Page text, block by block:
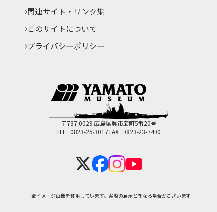
関連サイト・リンク集
このサイトについて
プライバシーポリシー
〒737-0029 広島県呉市宝町5番20号
TEL : 0823-25-3017FAX : 0823-23-7400
一部イメージ画像を使用しています。実際の展示と異なる場合がございます